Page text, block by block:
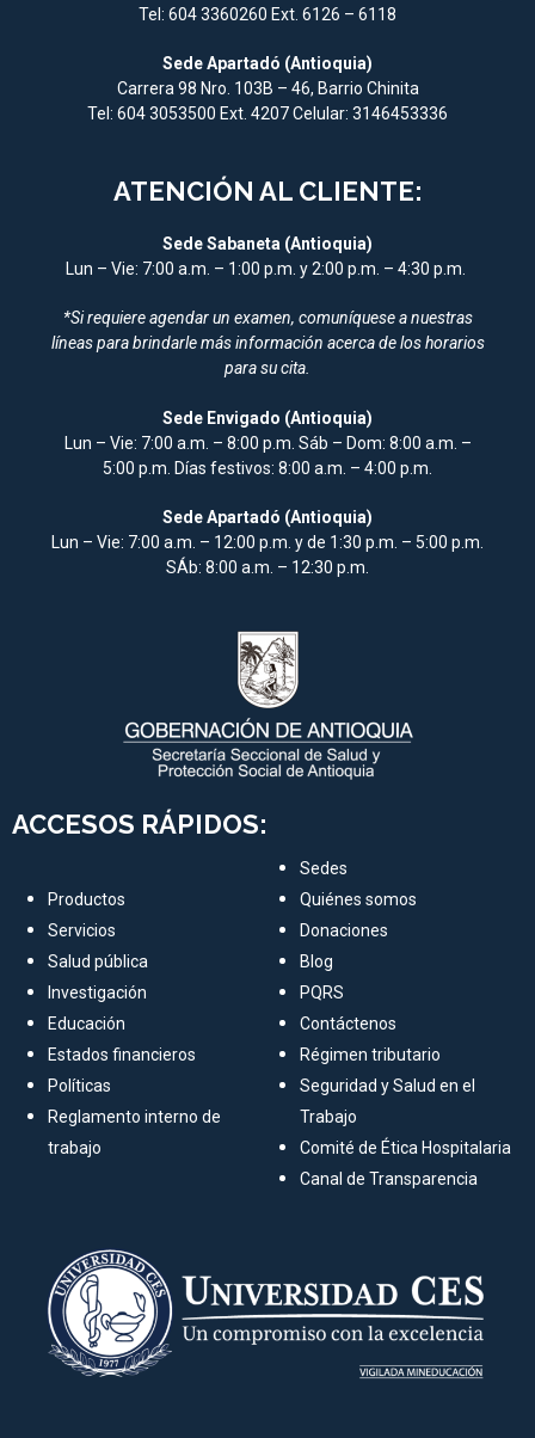
Tel: 604 3360260 Ext. 6126 – 6118
Sede Apartadó (Antioquia)
Carrera 98 Nro. 103B – 46, Barrio Chinita
Tel: 604 3053500 Ext. 4207 Celular: 3146453336
ATENCIÓN AL CLIENTE:
Sede Sabaneta (Antioquia)
Lun – Vie: 7:00 a.m. – 1:00 p.m. y 2:00 p.m. – 4:30 p.m.
*Si requiere agendar un examen, comuníquese a nuestras
líneas para brindarle más información acerca de los horarios
para su cita.
Sede Envigado (Antioquia)
Lun – Vie: 7:00 a.m. – 8:00 p.m. Sáb – Dom: 8:00 a.m. –
5:00 p.m. Días festivos: 8:00 a.m. – 4:00 p.m.
Sede Apartadó (Antioquia)
Lun – Vie: 7:00 a.m. – 12:00 p.m. y de 1:30 p.m. – 5:00 p.m.
SÁb: 8:00 a.m. – 12:30 p.m.
ACCESOS RÁPIDOS:
Productos
Servicios
Salud pública
Investigación
Educación
Estados financieros
Políticas
Reglamento interno de
trabajo
Sedes
Quiénes somos
Donaciones
Blog
PQRS
Contáctenos
Régimen tributario
Seguridad y Salud en el
Trabajo
Comité de Ética Hospitalaria
Canal de Transparencia